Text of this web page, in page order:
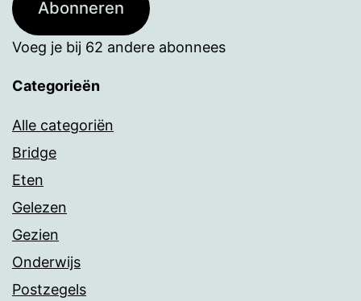
Abonneren
Voeg je bij 62 andere abonnees
Categorieën
Alle categoriën
Bridge
Eten
Gelezen
Gezien
Onderwijs
Postzegels